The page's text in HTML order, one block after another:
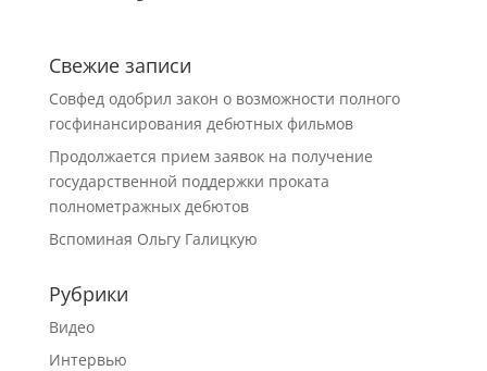
Свежие записи
Совфед одобрил закон о возможности полного
госфинансирования дебютных фильмов
Продолжается прием заявок на получение
государственной поддержки проката
полнометражных дебютов
Вспоминая Ольгу Галицкую
Рубрики
Видео
Интервью